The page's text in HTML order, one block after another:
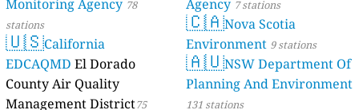
Monitoring Agency 78
stations
🇺🇸California
EDCAQMD El Dorado
County Air Quality
Management District75
Agency 7 stations
🇨🇦Nova Scotia
Environment 9 stations
🇦🇺NSW Department Of
Planning And Environment
131 stations